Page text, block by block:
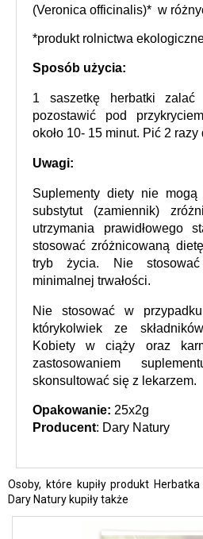
(Veronica officinalis)*  w
*produkt rolnictwa
Sposób użycia:
1 saszetkę herbatki
pozostawić pod
około 10- 15 minut. Pić 2 razy
Uwagi:
Suplementy diety nie
substytut (zamiennik)
utrzymania prawidłowego
stosować zróżnicowaną
tryb życia. Nie
minimalnej trwałości.
Nie stosować w
którykolwiek ze
Kobiety w ciąży oraz
zastosowaniem
skonsultować się z lekarzem.
Opakowanie: 25x2g
Producent: Dary Natury
Osoby, które kupiły produkt
Dary Natury kupiły także